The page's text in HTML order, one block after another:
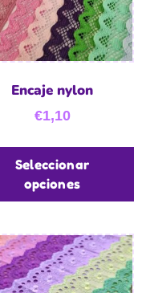
Encaje nylon
€1,10
Seleccionar
opciones